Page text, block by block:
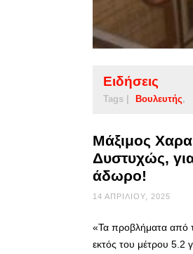
Ειδήσεις
Tags | Βουλευτής
Μάξιμος
Δυστυχώς,
άδωρο!
14 ΑΠΡΙΛΊΟΥ, 2025
«Τα προβλήματα από
εκτός του μέτρου 5.2